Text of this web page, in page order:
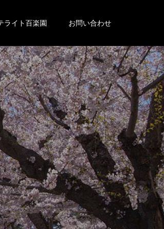
ライト百楽園 お問い合わせ